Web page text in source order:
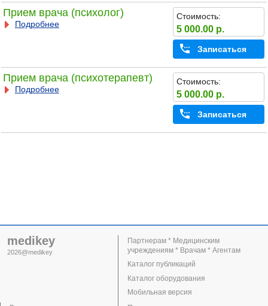
Прием врача (психолог)
Подробнее
Стоимость:
5 000.00 р.
Записаться
Прием врача (психотерапевт)
Подробнее
Стоимость:
5 000.00 р.
Записаться
medikey
2026@medikey
Партнерам * Медицинским
учреждениям * Врачам * Агентам
Каталог публикаций
Каталог оборудования
Мобильная версия